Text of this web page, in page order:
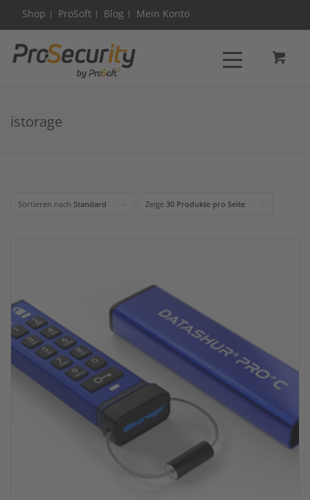
Shop ProSoft Blog Mein Konto
istorage
Sortieren nach Standard Zeige 30 Produkte pro Seite